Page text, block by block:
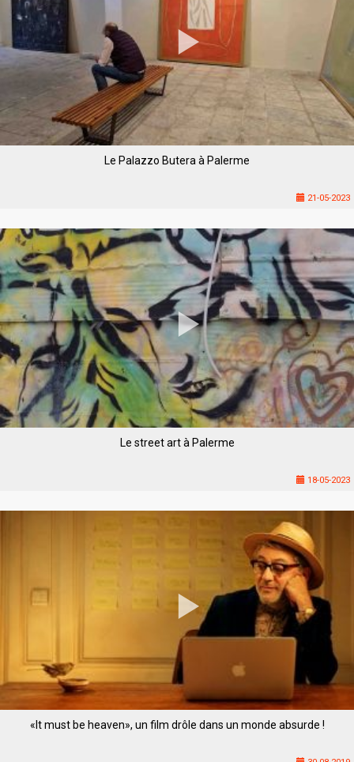
Le Palazzo Butera à Palerme
21-05-2023
Le street art à Palerme
18-05-2023
«It must be heaven», un film drôle dans un monde absurde !